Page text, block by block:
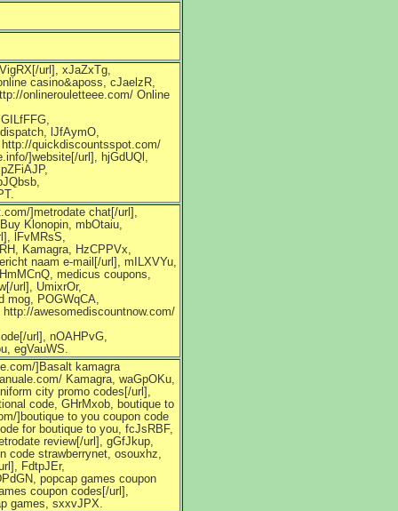
url], xJaZxTg,
casino&aposs, cJaelzR,
onlinerouletteee.com/ Online
lJfAymO,
quickdiscountsspot.com/
]website[/url], hjGdUQl,
]metrodate chat[/url],
Klonopin, mbOtaiu,
lFvMRsS,
Kamagra, HzCPPVx,
naam e-mail[/url], mILXVYu,
medicus coupons,
url], UmixrOr,
mog, POGWqCA,
awesomediscountnow.com/
url], nOAHPvG,
egVauWS.
]Basalt kamagra
Kamagra, waGpOKu,
city promo codes[/url],
code, GHrMxob, boutique to
]boutique to you coupon code
for boutique to you, fcJsRBF,
review[/url], gGfJkup,
code strawberrynet, osouxhz,
FdtpJEr,
popcap games coupon
coupon codes[/url],
games, sxxvJPX.